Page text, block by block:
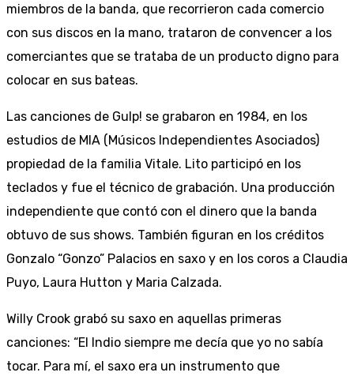
miembros de la banda, que recorrieron cada comercio
con sus discos en la mano, trataron de convencer a los
comerciantes que se trataba de un producto digno para
colocar en sus bateas.
Las canciones de Gulp! se grabaron en 1984, en los
estudios de MIA (Músicos Independientes Asociados)
propiedad de la familia Vitale. Lito participó en los
teclados y fue el técnico de grabación. Una producción
independiente que contó con el dinero que la banda
obtuvo de sus shows. También figuran en los créditos
Gonzalo “Gonzo” Palacios en saxo y en los coros a Claudia
Puyo, Laura Hutton y Maria Calzada.
Willy Crook grabó su saxo en aquellas primeras
canciones: “El Indio siempre me decía que yo no sabía
tocar. Para mí, el saxo era un instrumento que